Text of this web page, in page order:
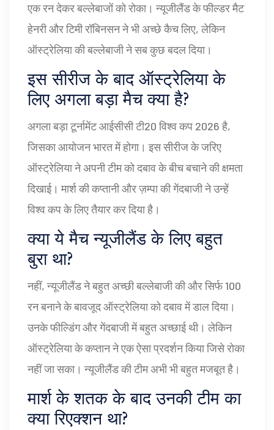
एक रन देकर बल्लेबाजों को रोका। न्यूजीलैंड के फील्डर मैट
हेनरी और टिमी रॉबिनसन ने भी अच्छे कैच लिए, लेकिन
ऑस्ट्रेलिया की बल्लेबाजी ने सब कुछ बदल दिया।
इस सीरीज के बाद ऑस्ट्रेलिया के
लिए अगला बड़ा मैच क्या है?
अगला बड़ा टूर्नामेंट आईसीसी टी20 विश्व कप 2026 है,
जिसका आयोजन भारत में होगा। इस सीरीज के जरिए
ऑस्ट्रेलिया ने अपनी टीम को दबाव के बीच बचाने की क्षमता
दिखाई। मार्श की कप्तानी और ज़म्पा की गेंदबाजी ने उन्हें
विश्व कप के लिए तैयार कर दिया है।
क्या ये मैच न्यूजीलैंड के लिए बहुत
बुरा था?
नहीं, न्यूजीलैंड ने बहुत अच्छी बल्लेबाजी की और सिर्फ 100
रन बनाने के बावजूद ऑस्ट्रेलिया को दबाव में डाल दिया।
उनके फील्डिंग और गेंदबाजी में बहुत अच्छाई थी। लेकिन
ऑस्ट्रेलिया के कप्तान ने एक ऐसा प्रदर्शन किया जिसे रोका
नहीं जा सका। न्यूजीलैंड की टीम अभी भी बहुत मजबूत है।
मार्श के शतक के बाद उनकी टीम का
क्या रिएक्शन था?